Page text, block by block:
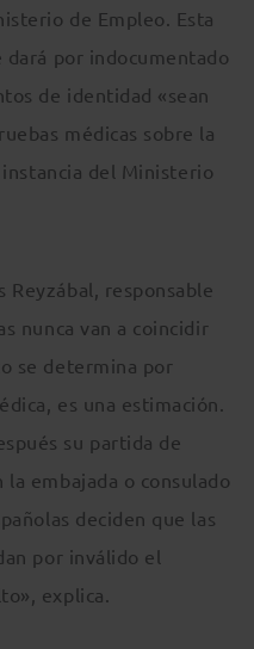
de Empleo. Esta
dará por indocumentado
de identidad «sean
médicas sobre la
del Ministerio
Reyzábal, responsable
nunca van a coincidir
se determina por
es una estimación.
su partida de
embajada o consulado
deciden que las
por inválido el
explica.